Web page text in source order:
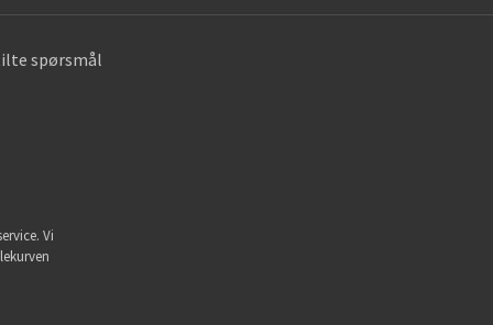
spørsmål
Vi